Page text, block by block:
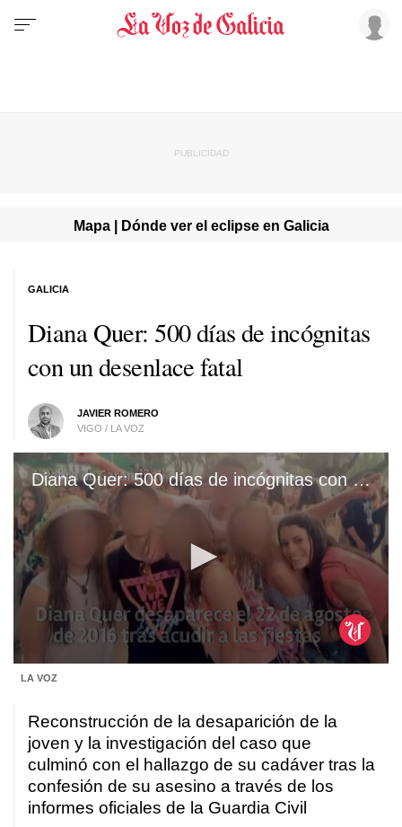
Mapa | Dónde ver el eclipse en Galicia
Diana Quer: 500 días de incógnitas
con un desenlace fatal
JAVIER ROMERO
VIGO / LA VOZ
GALICIA
Diana Quer: 500 días de incógnitas con un desenlace fatal
seconds
minutes,
seconds
LA VOZ
Reconstrucción de la desaparición de la
joven y la investigación del caso que
culminó con el hallazgo de su cadáver tras la
confesión de su asesino a través de los
informes oficiales de la Guardia Civil